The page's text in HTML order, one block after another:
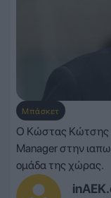
Μπάσκετ
Ο Κώστας Κώτσης
Manager στην
ομάδα της χώρας.